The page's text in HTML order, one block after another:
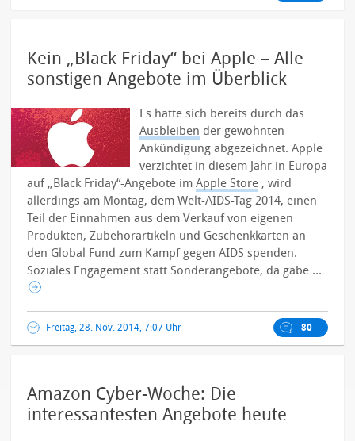
Kein „Black Friday“ bei Apple – Alle
sonstigen Angebote im Überblick
Es hatte sich bereits durch das
Ausbleiben der gewohnten
Ankündigung abgezeichnet. Apple
verzichtet in diesem Jahr in Europa
auf „Black Friday“-Angebote imApple Store , wird
allerdings am Montag, dem Welt-AIDS-Tag 2014, einen
Teil der Einnahmen aus dem Verkauf von eigenen
Produkten, Zubehörartikeln und Geschenkkarten an
den Global Fund zum Kampf gegen AIDS spenden.
Soziales Engagement statt Sonderangebote, da gäbe ...
Freitag, 28. Nov. 2014, 7:07 Uhr 80
Amazon Cyber-Woche: Die
interessantesten Angebote heute